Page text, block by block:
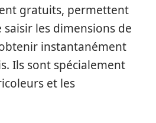
gratuits, permettent
les dimensions de
instantanément
Ils sont spécialement
et les